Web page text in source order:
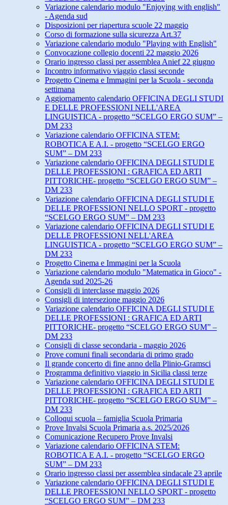
Variazione calendario modulo "Enjoying with english"
- Agenda sud
Disposizioni per riapertura scuole 22 maggio
Corso di formazione sulla sicurezza Art.37
Variazione calendario modulo "Playing with English"
Convocazione collegio docenti 22 maggio 2026
Orario ingresso classi per assemblea Anief 22 giugno
Incontro informativo viaggio classi seconde
Progetto Cinema e Immagini per la Scuola - seconda
settimana
Aggiornamento calendario OFFICINA DEGLI STUDI
E DELLE PROFESSIONI NELL'AREA
LINGUISTICA - progetto “SCELGO ERGO SUM” –
DM 233
Variazione calendario OFFICINA STEM:
ROBOTICA E A.I. - progetto “SCELGO ERGO
SUM” – DM 233
Variazione calendario OFFICINA DEGLI STUDI E
DELLE PROFESSIONI : GRAFICA ED ARTI
PITTORICHE- progetto “SCELGO ERGO SUM” –
DM 233
Variazione calendario OFFICINA DEGLI STUDI E
DELLE PROFESSIONI NELLO SPORT - progetto
“SCELGO ERGO SUM” – DM 233
Variazione calendario OFFICINA DEGLI STUDI E
DELLE PROFESSIONI NELL'AREA
LINGUISTICA - progetto “SCELGO ERGO SUM” –
DM 233
Progetto Cinema e Immagini per la Scuola
Variazione calendario modulo "Matematica in Gioco" -
Agenda sud 2025-26
Consigli di interclasse maggio 2026
Consigli di intersezione maggio 2026
Variazione calendario OFFICINA DEGLI STUDI E
DELLE PROFESSIONI : GRAFICA ED ARTI
PITTORICHE- progetto “SCELGO ERGO SUM” –
DM 233
Consigli di classe secondaria - maggio 2026
Prove comuni finali secondaria di primo grado
Il grande concerto di fine anno della Plinio-Gramsci
Programma definitivo viaggio in Sicilia classi terze
Variazione calendario OFFICINA DEGLI STUDI E
DELLE PROFESSIONI : GRAFICA ED ARTI
PITTORICHE- progetto “SCELGO ERGO SUM” –
DM 233
Colloqui scuola – famiglia Scuola Primaria
Prove Invalsi Scuola Primaria a.s. 2025/2026
Comunicazione Recupero Prove Invalsi
Variazione calendario OFFICINA STEM:
ROBOTICA E A.I. - progetto “SCELGO ERGO
SUM” – DM 233
Orario ingresso classi per assemblea sindacale 23 aprile
Variazione calendario OFFICINA DEGLI STUDI E
DELLE PROFESSIONI NELLO SPORT - progetto
“SCELGO ERGO SUM” – DM 233